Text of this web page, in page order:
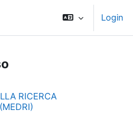
Login
RICERCA